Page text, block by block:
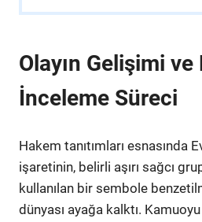
Olayın Gelişimi ve
İnceleme Süreci
Hakem tanıtımları esnasında
işaretinin, belirli aşırı sağcı
kullanılan bir sembole
dünyası ayağa kalktı. Kamuoyu